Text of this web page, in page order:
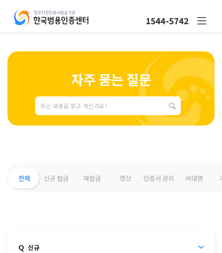
1544-5742
자주 묻는 질문
전체 신규 발급 재발급 갱신 인증서 관리 비대면
Q 신규